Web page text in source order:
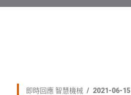
即時回應 智慧機械 2021-06-15